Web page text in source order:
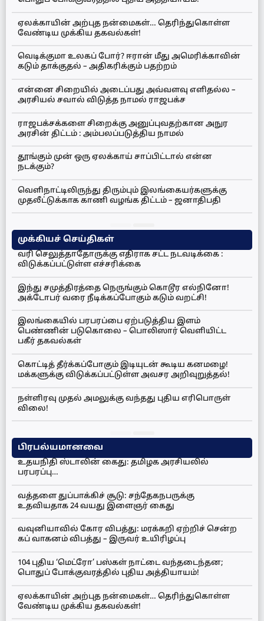
ஏலக்காயின் அற்புத நன்மைகள்… தெரிந்துகொள்ள
வேண்டிய முக்கிய தகவல்கள்!
வெடிக்குமா உலகப் போர்? ஈரான் மீது அமெரிக்காவின்
கடும் தாக்குதல் – அதிகரிக்கும் பதற்றம்
என்னை சிறையில் அடைப்பது அவ்வளவு எளிதல்ல –
அரசியல் சவால் விடுத்த நாமல் ராஜபக்ச
ராஜபக்சக்களை சிறைக்கு அனுப்புவதற்கான அநுர
அரசின் திட்டம் : அம்பலப்படுத்திய நாமல்
தூங்கும் முன் ஒரு ஏலக்காய் சாப்பிட்டால் என்ன
நடக்கும்?
வெளிநாட்டிலிருந்து திரும்பும் இலங்கையர்களுக்கு
முதலீட்டுக்காக காணி வழங்க திட்டம் – ஜனாதிபதி
முக்கியச் செய்திகள்
வரி செலுத்தாதோருக்கு எதிராக சட்ட நடவடிக்கை :
விடுக்கப்பட்டுள்ள எச்சரிக்கை
இந்து சமுத்திரத்தை நெருங்கும் கொடூர எல்நினோ!
அக்டோபர் வரை நீடிக்கப்போகும் கடும் வறட்சி!
இலங்கையில் பரபரப்பை ஏற்படுத்திய இளம்
பெண்ணின் படுகொலை – பொலிஸார் வெளியிட்ட
பகீர் தகவல்கள்
கொட்டித் தீர்க்கப்போகும் இடியுடன் கூடிய கனமழை!
மக்களுக்கு விடுக்கப்பட்டுள்ள அவசர அறிவுறுத்தல்!
நள்ளிரவு முதல் அமலுக்கு வந்தது புதிய எரிபொருள்
விலை!
பிரபல்யமானவை
உதயநிதி ஸ்டாலின் கைது: தமிழக அரசியலில்
பரபரப்பு…
வத்தளை துப்பாக்கிச் சூடு: சந்தேகநபருக்கு
உதவியதாக 24 வயது இளைஞர் கைது
வவுனியாவில் கோர விபத்து: மரக்கறி ஏற்றிச் சென்ற
கப் வாகனம் விபத்து – இருவர் உயிரிழப்பு
104 புதிய ‘மெட்ரோ’ பஸ்கள் நாட்டை வந்தடைந்தன;
பொதுப் போக்குவரத்தில் புதிய அத்தியாயம்!
ஏலக்காயின் அற்புத நன்மைகள்… தெரிந்துகொள்ள
வேண்டிய முக்கிய தகவல்கள்!